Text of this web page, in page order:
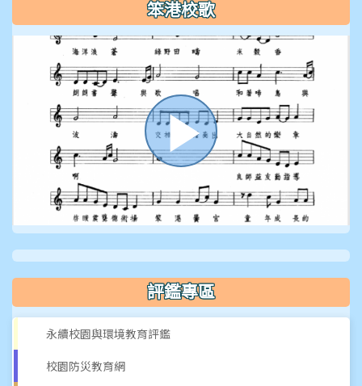
笨港校歌
播
放
影
評鑑專區
永續校園與環境教育評鑑
校園防災教育網